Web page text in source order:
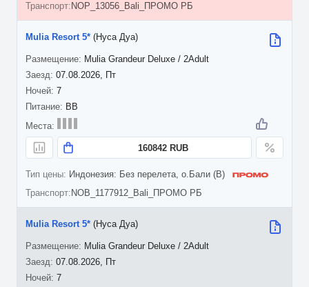
NOP_13056_Bali_ПРОМО РБ
07.08.2026, Пт
7
Mulia Resort 5* (Нуса Дуа)
Mulia Grandeur Deluxe / 2Adult
BB
160842 RUB
Индонезия: Без перелета, о.Бали (B)
NOB_1177912_Bali_ПРОМО РБ
07.08.2026, Пт
7
Mulia Resort 5* (Нуса Дуа)
Mulia Grandeur Deluxe / 2Adult